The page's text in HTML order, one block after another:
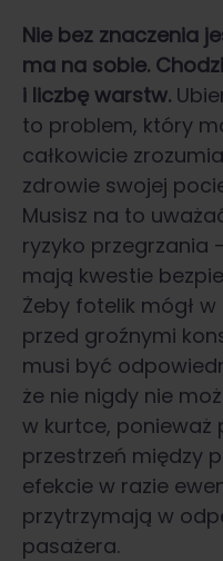
Nie bez znaczenia
ma na sobie.
i liczbę warstw.
to problem, który
całkowicie
zdrowie swojej
Musisz na to
ryzyko przegrzania
mają kwestie
Żeby fotelik mógł
przed groźnymi
musi być
że nie nigdy nie
w kurtce,
przestrzeń między
efekcie w razie
przytrzymają w
pasażera.